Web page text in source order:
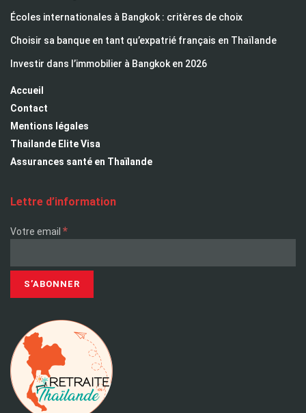
Écoles internationales à Bangkok : critères de choix
Choisir sa banque en tant qu’expatrié français en Thaïlande
Investir dans l’immobilier à Bangkok en 2026
Accueil
Contact
Mentions légales
Thailande Elite Visa
Assurances santé en Thaïlande
Lettre d’information
Votre email *